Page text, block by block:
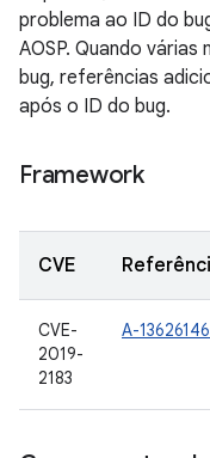
problema ao ID do
AOSP. Quando várias
bug, referências
após o ID do bug.
Framework
CVE
CVE-
2019-
2183
A-